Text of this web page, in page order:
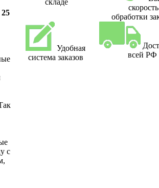
с
складе
скорость
обработки
Удобная
система заказов
всей РФ